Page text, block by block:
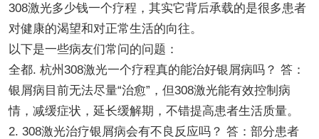
308激光多少钱一个疗程，其实它背后承载的是很多患者
对健康的渴望和对正常生活的向往。
以下是一些病友们常问的问题：
全都. 杭州308激光一个疗程真的能治好银屑病吗？ 答：
银屑病目前无法尽量“治愈”，但308激光能有效控制病
情，减缓症状，延长缓解期，不错提高患者生活质量。
2. 308激光治疗银屑病会有不良反应吗？ 答：部分患者